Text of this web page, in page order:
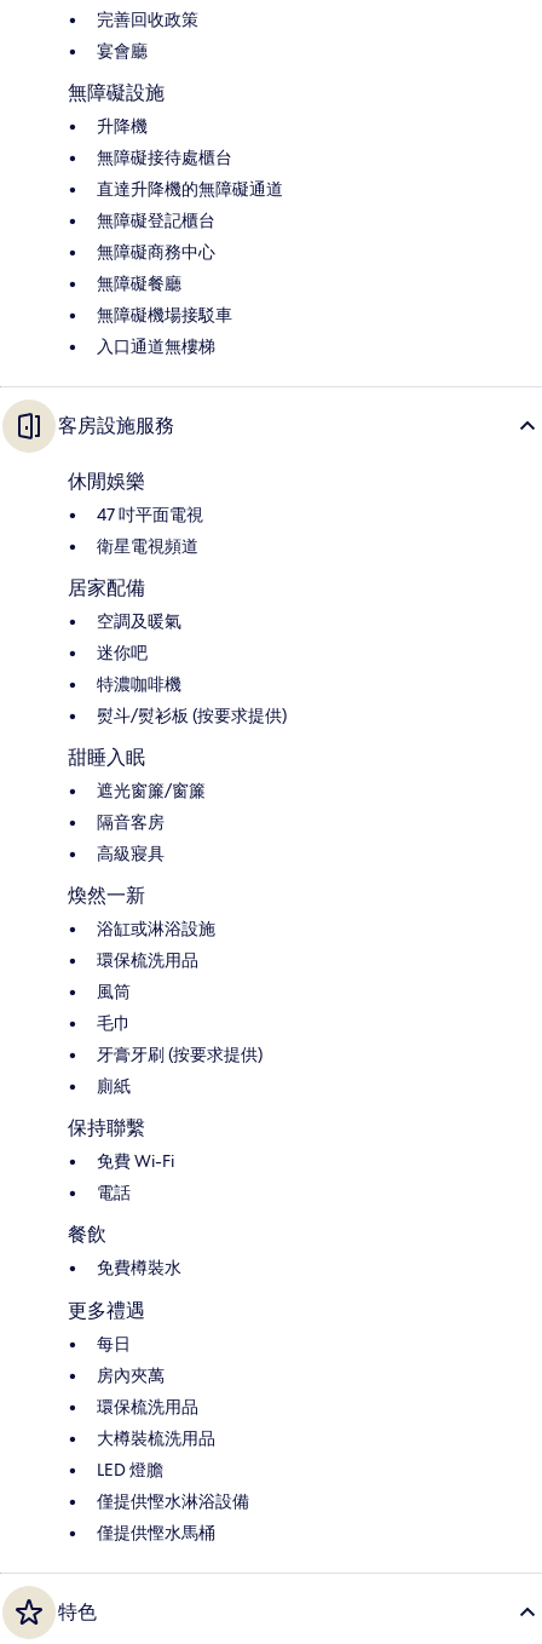
完善回收政策
宴會廳
無障礙設施
升降機
無障礙接待處櫃台
直達升降機的無障礙通道
無障礙登記櫃台
無障礙商務中心
無障礙餐廳
無障礙機場接駁車
入口通道無樓梯
客房設施服務
休閒娛樂
47 吋平面電視
衛星電視頻道
居家配備
空調及暖氣
迷你吧
特濃咖啡機
熨斗/熨衫板 (按要求提供)
甜睡入眠
遮光窗簾/窗簾
隔音客房
高級寢具
煥然一新
浴缸或淋浴設施
環保梳洗用品
風筒
毛巾
牙膏牙刷 (按要求提供)
廁紙
保持聯繫
免費 Wi-Fi
電話
餐飲
免費樽裝水
更多禮遇
每日
房內夾萬
環保梳洗用品
大樽裝梳洗用品
LED 燈膽
僅提供慳水淋浴設備
僅提供慳水馬桶
特色